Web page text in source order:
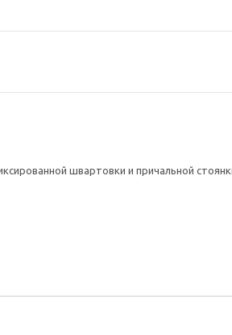
швартовки и причальной